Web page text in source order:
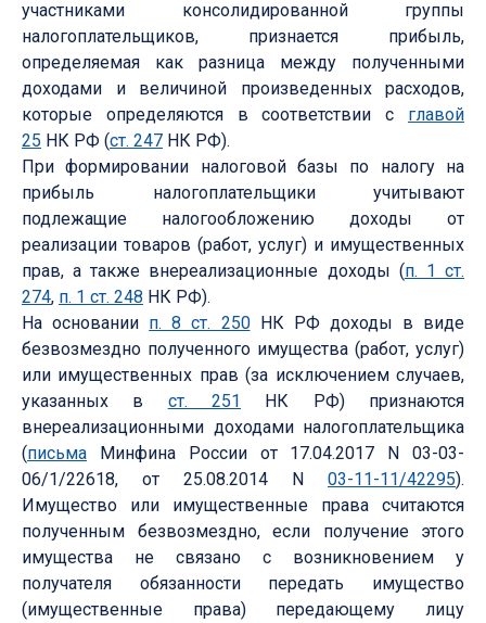
участниками консолидированной группы
налогоплательщиков, признается прибыль,
определяемая как разница между полученными
доходами и величиной произведенных расходов,
которые определяются в соответствии с главой
25 НК РФ (ст. 247 НК РФ).
При формировании налоговой базы по налогу на
прибыль налогоплательщики учитывают
подлежащие налогообложению доходы от
реализации товаров (работ, услуг) и имущественных
прав, а также внереализационные доходы (п. 1 ст.
274, п. 1 ст. 248 НК РФ).
На основании п. 8 ст. 250НК РФ доходы в виде
безвозмездно полученного имущества (работ, услуг)
или имущественных прав (за исключением случаев,
указанных в ст. 251
НК РФ) признаются
внереализационными доходами налогоплательщика
(письма Минфина России от 17.04.2017 N 03-03-
06/1/22618, от 25.08.2014 N 03-11-11/42295).
Имущество или имущественные права считаются
полученным безвозмездно, если получение этого
имущества не связано с возникновением у
получателя обязанности передать имущество
(имущественные права) передающему лицу